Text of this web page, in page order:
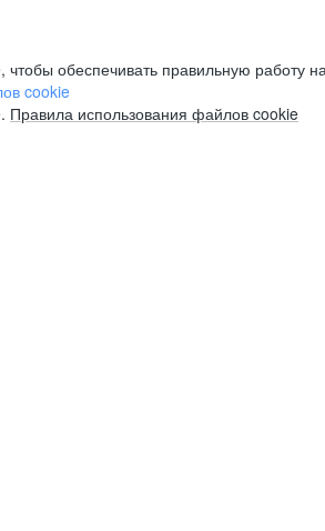
обеспечивать правильную работу
cookie
Правила использования файлов cookie